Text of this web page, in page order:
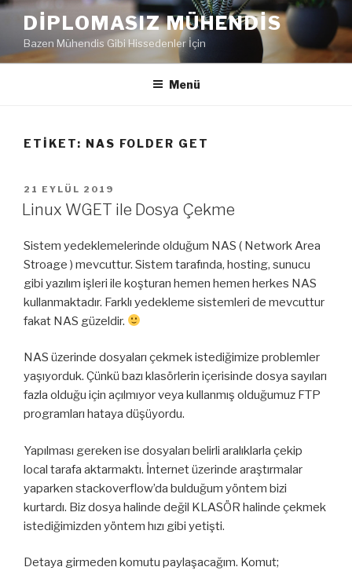
İçeriğe
DIPLOMASIZ MÜHENDIS
Bazen Mühendis Gibi Hissedenler İçin
Menü
ETIKET: NAS FOLDER GET
YAYIM
TARIHI
21 EYLÜL 2019
Linux WGET ile Dosya Çekme
Sistem yedeklemelerinde olduğum NAS ( Network Area
Stroage ) mevcuttur. Sistem tarafında, hosting, sunucu
gibi yazılım işleri ile koşturan hemen hemen herkes NAS
kullanmaktadır. Farklı yedekleme sistemleri de mevcuttur
fakat NAS güzeldir.
NAS üzerinde dosyaları çekmek istediğimize problemler
yaşıyorduk. Çünkü bazı klasörlerin içerisinde dosya sayıları
fazla olduğu için açılmıyor veya kullanmış olduğumuz FTP
programları hataya düşüyordu.
Yapılması gereken ise dosyaları belirli aralıklarla çekip
local tarafa aktarmaktı. İnternet üzerinde araştırmalar
yaparken stackoverflow’da bulduğum yöntem bizi
kurtardı. Biz dosya halinde değil KLASÖR halinde çekmek
istediğimizden yöntem hızı gibi yetişti.
Detaya girmeden komutu paylaşacağım. Komut;